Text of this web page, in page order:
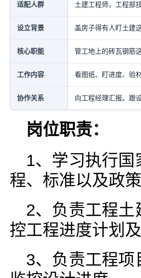
适配人群 土建工程师，工程部
设立背景 盖房子得有人盯土建
核心职能 管工地上的砖瓦钢筋
工作内容 看图纸、盯进度、验
协作关系 向工程经理汇报。跟
岗位职责：
1、学习执行
程、标准以及政策
2、负责工程
控工程进度计划
3、负责工程